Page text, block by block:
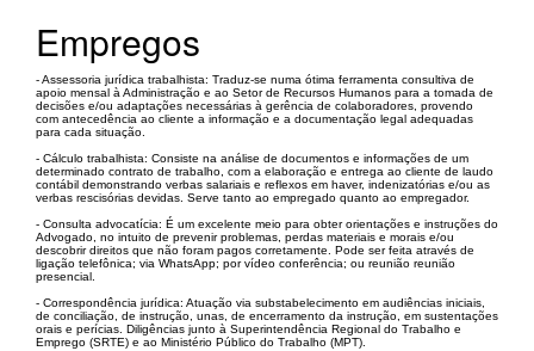
Empregos
- Assessoria jurídica trabalhista: Traduz-se numa ótima ferramenta consultiva de
apoio mensal à Administração e ao Setor de Recursos Humanos para a tomada de
decisões e/ou adaptações necessárias à gerência de colaboradores, provendo
com antecedência ao cliente a informação e a documentação legal adequadas
para cada situação.
- Cálculo trabalhista: Consiste na análise de documentos e informações de um
determinado contrato de trabalho, com a elaboração e entrega ao cliente de laudo
contábil demonstrando verbas salariais e reflexos em haver, indenizatórias e/ou as
verbas rescisórias devidas. Serve tanto ao empregado quanto ao empregador.
- Consulta advocatícia: É um excelente meio para obter orientações e instruções do
Advogado, no intuito de prevenir problemas, perdas materiais e morais e/ou
descobrir direitos que não foram pagos corretamente. Pode ser feita através de
ligação telefônica; via WhatsApp; por vídeo conferência; ou reunião reunião
presencial.
- Correspondência jurídica: Atuação via substabelecimento em audiências iniciais,
de conciliação, de instrução, unas, de encerramento da instrução, em sustentações
orais e perícias. Diligências junto à Superintendência Regional do Trabalho e
Emprego (SRTE) e ao Ministério Público do Trabalho (MPT).